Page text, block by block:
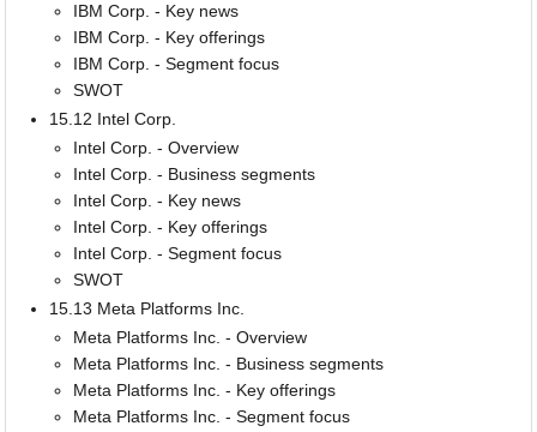
IBM Corp. - Key news
IBM Corp. - Key offerings
IBM Corp. - Segment focus
SWOT
15.12 Intel Corp.
Intel Corp. - Overview
Intel Corp. - Business segments
Intel Corp. - Key news
Intel Corp. - Key offerings
Intel Corp. - Segment focus
SWOT
15.13 Meta Platforms Inc.
Meta Platforms Inc. - Overview
Meta Platforms Inc. - Business segments
Meta Platforms Inc. - Key offerings
Meta Platforms Inc. - Segment focus